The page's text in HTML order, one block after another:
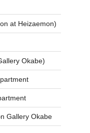
at Heizaemon)
Okabe)
Gallery Okabe